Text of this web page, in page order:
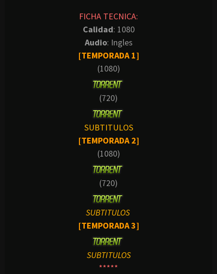
FICHA TECNICA:
Calidad: 1080
Audio: Ingles
[TEMPORADA 1]
(1080)
(720)
SUBTITULOS
[TEMPORADA 2]
(1080)
(720)
SUBTITULOS
[TEMPORADA 3]
SUBTITULOS
*****